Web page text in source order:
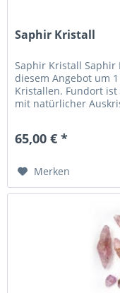
Saphir Kristall
Saphir Kristall Saphir
diesem Angebot um
Kristallen. Fundort ist
mit natürlicher
65,00 € *
Merken